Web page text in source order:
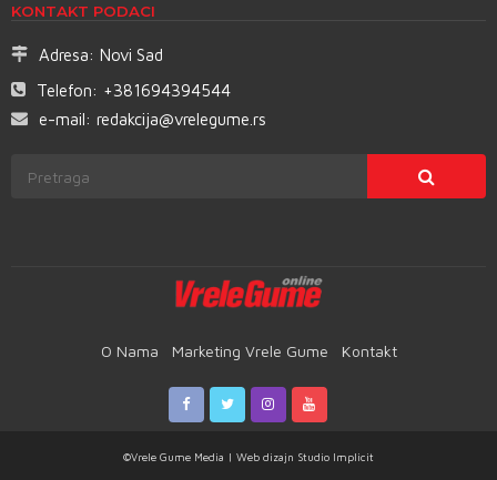
KONTAKT PODACI
Adresa: Novi Sad
Telefon: +381694394544
e-mail: redakcija@vrelegume.rs
O Nama Marketing Vrele Gume Kontakt
©Vrele Gume Media | Web dizajn Studio Implicit